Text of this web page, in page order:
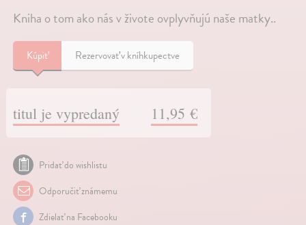
Kniha o tom ako nás v živote ovplyvňujú naše matky..
Kúpiť Rezervovať v kníhkupectve
titul je vypredaný 11,95 €
Pridať do wishlistu
Odporučiť známemu
Zdielať na Facebooku